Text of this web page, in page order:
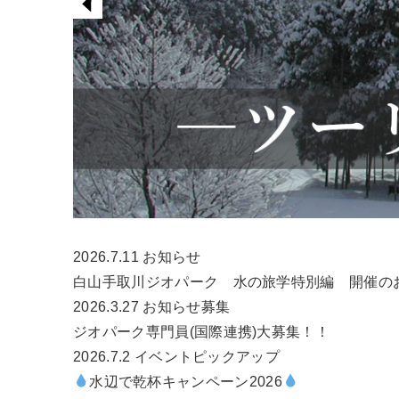
2026.7.11 お知らせ
白山手取川ジオパーク 水の旅学特別編 開催の
2026.3.27 お知らせ募集
ジオパーク専門員(国際連携)大募集！！
2026.7.2 イベント ピックアップ
水辺で乾杯キャンペーン2026